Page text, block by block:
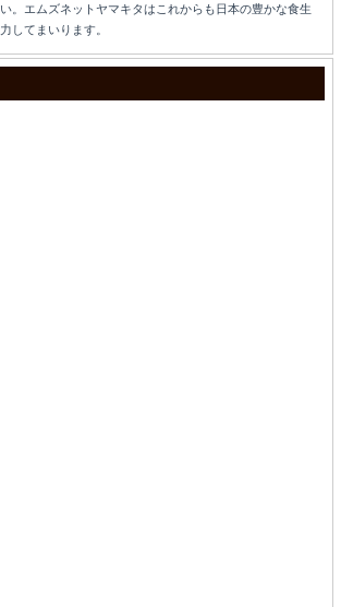
。エムズネットヤマキタはこれからも日本の豊かな食生
してまいります。